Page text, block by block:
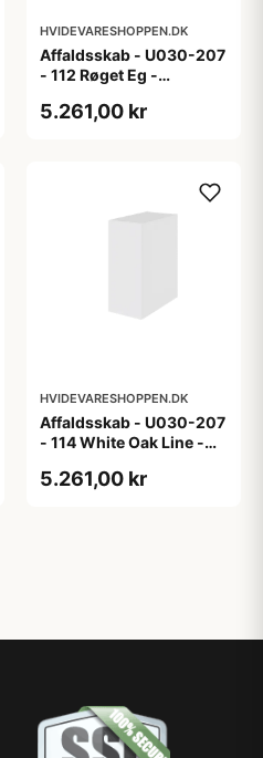
HVIDEVARESHOPPEN.DK
Affaldsskab - U030-207
- 112 Røget Eg -
5.261,00 kr
HVIDEVARESHOPPEN.DK
Affaldsskab - U030-207
- 114 White Oak Line -
5.261,00 kr